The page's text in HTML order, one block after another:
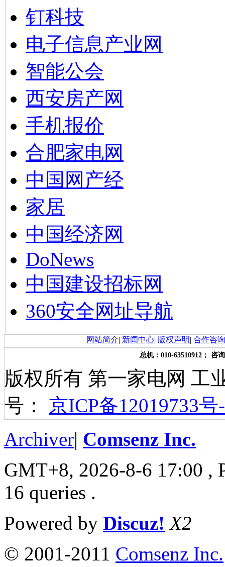
钉科技
电子信息产业网
智能公会
西安房产网
手机报价
合肥家电网
中国网产经
家居
中国经济网
DoNews
中国建设招标网
360安全网址导航
网站简介| 新闻中心| 版权声明| 合作咨询
总机：010-63510912； 咨
版权所有 第一家电网 工
号： 京ICP备12019733号
Archiver| Comsenz Inc.
GMT+8, 2026-8-6 17:00 ,
16 queries .
Powered by Discuz! X2
© 2001-2011 Comsenz Inc.